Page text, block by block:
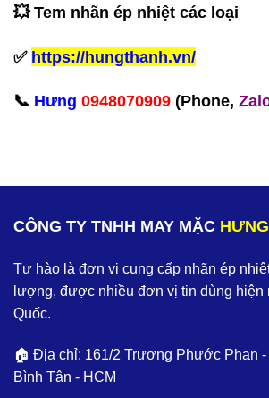
💥 Tem nhãn ép nhiệt các loại
✅ https://hungthanh.vn/
‪📞 Hưng 0948070909 (Phone,
CÔNG TY TNHH MAY MẶC
Tự hào là đơn vị cung cấp nhãn ép
lượng, được nhiều đơn vị tin dùng hiện
Quốc.
🏠 Địa chỉ: 161/2 Trương Phước Phan
Bình Tân - HCM